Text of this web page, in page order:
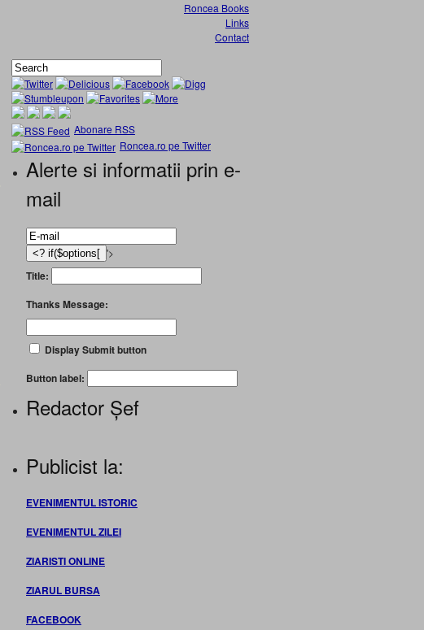
Roncea Books
Links
Contact
Abonare RSS
Roncea.ro pe Twitter
Alerte si informatii prin e-
mail
'>
Title:
Thanks Message:
Display Submit button
Button label:
Redactor Șef
Publicist la:
EVENIMENTUL ISTORIC
EVENIMENTUL ZILEI
ZIARISTI ONLINE
ZIARUL BURSA
FACEBOOK